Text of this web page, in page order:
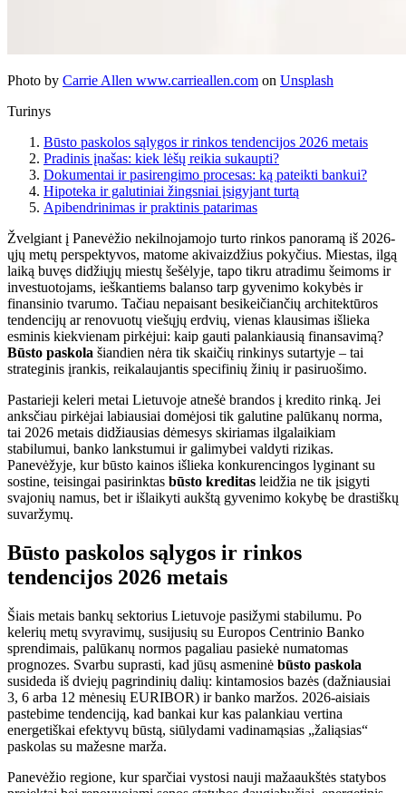
Photo by Carrie Allen www.carrieallen.com on Unsplash
Turinys
Būsto paskolos sąlygos ir rinkos tendencijos 2026 metais
Pradinis įnašas: kiek lėšų reikia sukaupti?
Dokumentai ir pasirengimo procesas: ką pateikti bankui?
Hipoteka ir galutiniai žingsniai įsigyjant turtą
Apibendrinimas ir praktinis patarimas
Žvelgiant į Panevėžio nekilnojamojo turto rinkos panoramą iš 2026-
ųjų metų perspektyvos, matome akivaizdžius pokyčius. Miestas, ilgą
laiką buvęs didžiųjų miestų šešėlyje, tapo tikru atradimu šeimoms ir
investuotojams, ieškantiems balanso tarp gyvenimo kokybės ir
finansinio tvarumo. Tačiau nepaisant besikeičiančių architektūros
tendencijų ar renovuotų viešųjų erdvių, vienas klausimas išlieka
esminis kiekvienam pirkėjui: kaip gauti palankiausią finansavimą?
Būsto paskola šiandien nėra tik skaičių rinkinys sutartyje – tai
strateginis įrankis, reikalaujantis specifinių žinių ir pasiruošimo.
Pastarieji keleri metai Lietuvoje atnešė brandos į kredito rinką. Jei
anksčiau pirkėjai labiausiai domėjosi tik galutine palūkanų norma,
tai 2026 metais didžiausias dėmesys skiriamas ilgalaikiam
stabilumui, banko lankstumui ir galimybei valdyti rizikas.
Panevėžyje, kur būsto kainos išlieka konkurencingos lyginant su
sostine, teisingai pasirinktas būsto kreditas leidžia ne tik įsigyti
svajonių namus, bet ir išlaikyti aukštą gyvenimo kokybę be drastiškų
suvaržymų.
Būsto paskolos sąlygos ir rinkos
tendencijos 2026 metais
Šiais metais bankų sektorius Lietuvoje pasižymi stabilumu. Po
kelerių metų svyravimų, susijusių su Europos Centrinio Banko
sprendimais, palūkanų normos pagaliau pasiekė numatomas
prognozes. Svarbu suprasti, kad jūsų asmeninė būsto paskola
susideda iš dviejų pagrindinių dalių: kintamosios bazės (dažniausiai
3, 6 arba 12 mėnesių EURIBOR) ir banko maržos. 2026-aisiais
pastebime tendenciją, kad bankai kur kas palankiau vertina
energetiškai efektyvų būstą, siūlydami vadinamąsias „žaliąsias“
paskolas su mažesne marža.
Panevėžio regione, kur sparčiai vystosi nauji mažaaukštės statybos